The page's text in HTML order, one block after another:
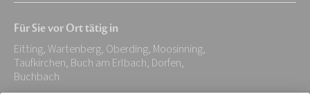
Adresse:
*
Für Sie vor Ort tätig in
Eitting, Wartenberg, Oberding, Moosinning,
Taufkirchen, Buch am Erlbach, Dorfen,
Buchbach